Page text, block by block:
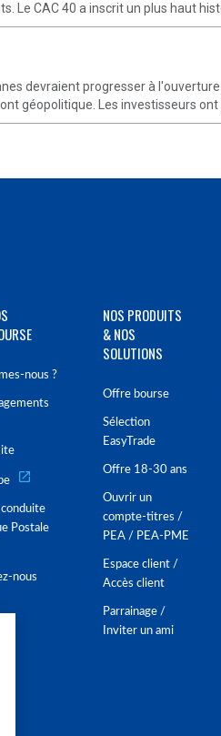
Le CAC 40 a inscrit un plus haut
devraient progresser à l'ouverture
géopolitique. Les investisseurs ont
nous ?
Postale
nous
NOS PRODUITS
& NOS
SOLUTIONS
Offre bourse
Sélection
EasyTrade
Offre 18-30 ans
Ouvrir un
compte-titres /
PEA / PEA-PME
Espace client /
Accès client
Parrainage /
Inviter un ami